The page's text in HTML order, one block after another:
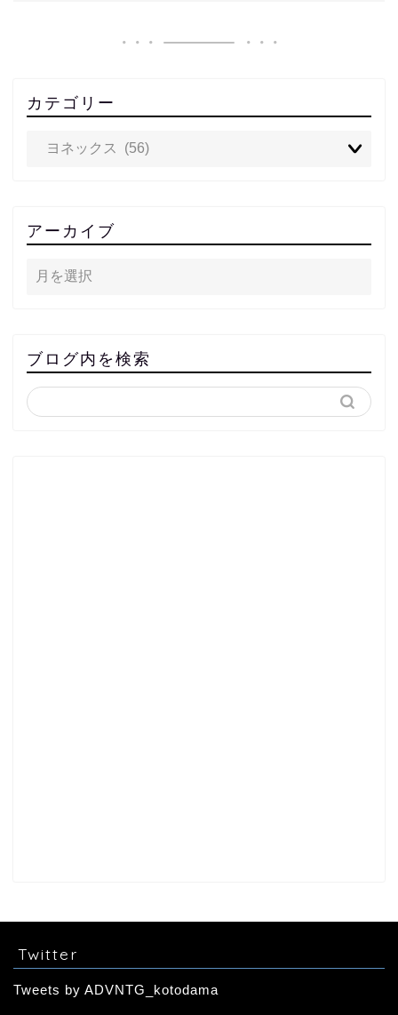
カテゴリー
アーカイブ
ブログ内を検索
Twitter
Tweets by ADVNTG_kotodama